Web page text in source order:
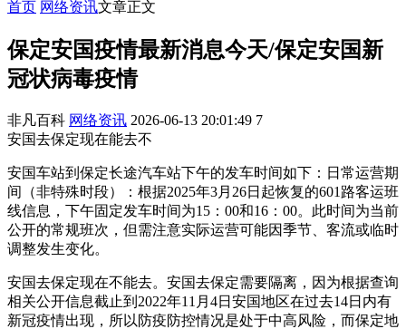
首页 网络资讯文章正文
保定安国疫情最新消息今天/保定安国新
冠状病毒疫情
非凡百科 网络资讯 2026-06-13 20:01:49 7
安国去保定现在能去不
安国车站到保定长途汽车站下午的发车时间如下：日常运营期
间（非特殊时段）：根据2025年3月26日起恢复的601路客运班
线信息，下午固定发车时间为15：00和16：00。此时间为当前
公开的常规班次，但需注意实际运营可能因季节、客流或临时
调整发生变化。
安国去保定现在不能去。安国去保定需要隔离，因为根据查询
相关公开信息截止到2022年11月4日安国地区在过去14日内有
新冠疫情出现，所以防疫防控情况是处于中高风险，而保定地